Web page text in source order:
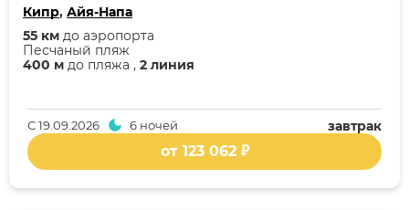
Кипр, Айя-Напа
400 м до пляжа , 2 линия
Песчаный пляж
55 км до аэропорта
завтрак
С19.09.2026 6 ночей
от 123 062 ₽